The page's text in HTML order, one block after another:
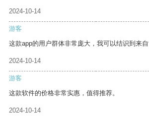
2024-10-14
游客
这款app的用户群体非常庞大，我可以结识到来自
2024-10-14
游客
这款软件的价格非常实惠，值得推荐。
2024-10-14